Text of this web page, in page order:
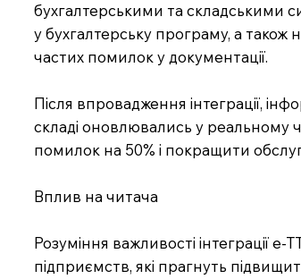
бухгалтерськими та складськими
у бухгалтерську програму, а також
частих помилок у документації.
Після впровадження інтеграції,
складі оновлювались у реальному
помилок на 50% і покращити
Вплив на читача
Розуміння важливості інтеграції
підприємств, які прагнуть